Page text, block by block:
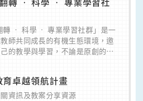
轉 • 科學 • 專業學習社群」是一
師共同成長的有機生態環境，邀
的教學與學習，不論是原創的教
今已舉辦過22次的共同備課活
，透過使用心智圖、概念圖、四
的課程設計(Understanding by
卓越領航計畫
資訊及教案分享資源